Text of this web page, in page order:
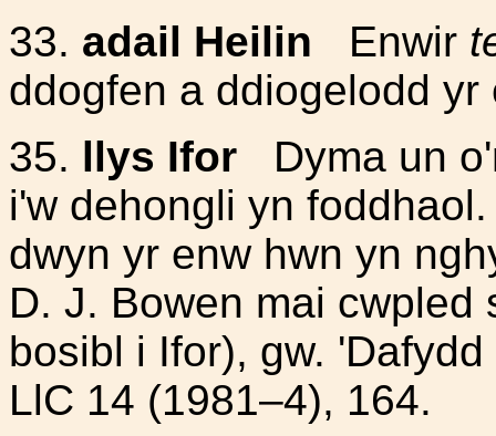
33. adail Heilin Enwir
ddogfen a ddiogelodd
35. llys Ifor
Dyma un
i'w dehongli yn
dwyn yr enw hwn yn
D. J. Bowen mai
bosibl i Ifor), gw.
LlC 14 (1981–4), 164.